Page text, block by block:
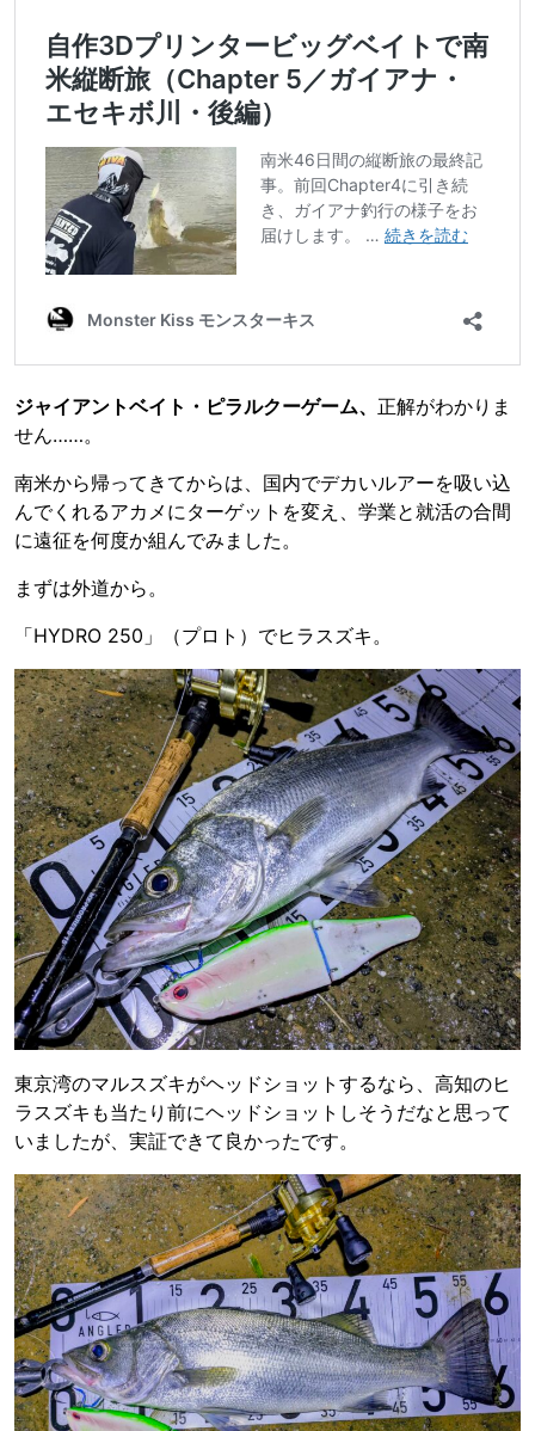
ジャイアントベイト・ピラルクーゲーム、 正解がわかりま
せん……。
南米から帰ってきてからは、国内でデカいルアーを吸い込
んでくれるアカメにターゲットを変え、学業と就活の合間
に遠征を何度か組んでみました。
まずは外道から。
「HYDRO 250」（プロト）でヒラスズキ。
東京湾のマルスズキがヘッドショットするなら、高知のヒ
ラスズキも当たり前にヘッドショットしそうだなと思って
いましたが、実証できて良かったです。